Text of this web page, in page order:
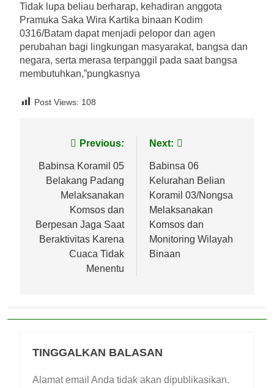
Tidak lupa beliau berharap, kehadiran anggota
Pramuka Saka Wira Kartika binaan Kodim
0316/Batam dapat menjadi pelopor dan agen
perubahan bagi lingkungan masyarakat, bangsa dan
negara, serta merasa terpanggil pada saat bangsa
membutuhkan,”pungkasnya
Post Views: 108
Navigasi
pos
Previous:
Babinsa Koramil 05
Belakang Padang
Melaksanakan
Komsos dan
Berpesan Jaga Saat
Beraktivitas Karena
Cuaca Tidak
Menentu
Next:
Babinsa 06
Kelurahan Belian
Koramil 03/Nongsa
Melaksanakan
Komsos dan
Monitoring Wilayah
Binaan
TINGGALKAN BALASAN
Alamat email Anda tidak akan dipublikasikan.